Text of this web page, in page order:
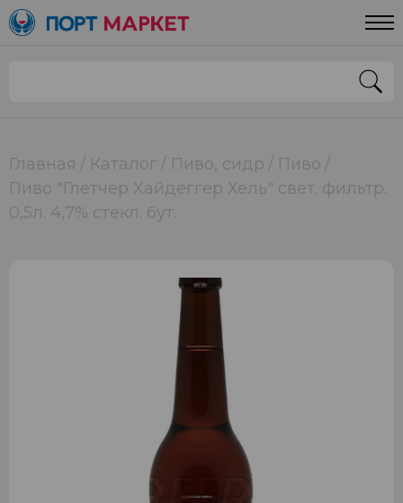
Главная Каталог Пиво, сидр
Пиво
Пиво "Глетчер Хайдеггер Хель" свет. фильтр.
0,5л. 4,7% стекл. бут.